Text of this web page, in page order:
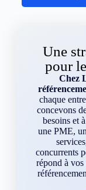
Une
pour
Chez
chaque
concevons
besoins et
une PME,
concurrents
répond à